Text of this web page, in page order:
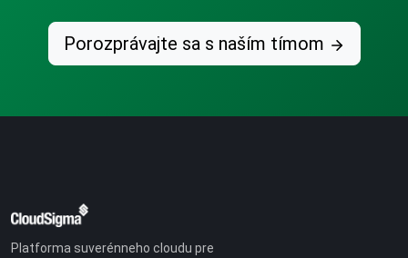
Porozprávajte sa s naším tímom
Platforma suverénneho cloudu pre